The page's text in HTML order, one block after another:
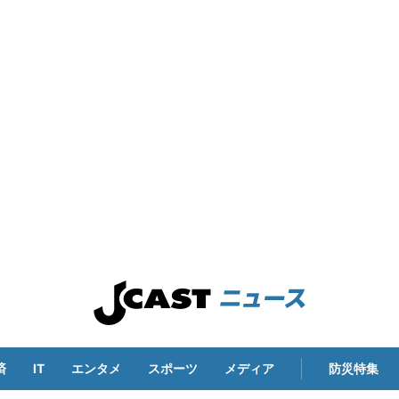
IT エンタメ スポーツ メディア 防災特集